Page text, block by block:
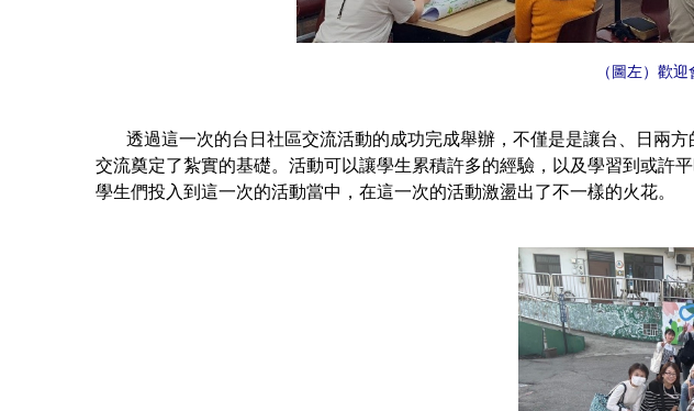
（圖左）歡迎
透過這一次的台日社區交流活動的成功完成舉辦，不僅是是讓台、日兩方
交流奠定了紮實的基礎。活動可以讓學生累積許多的經驗，以及學習到或許
學生們投入到這一次的活動當中，在這一次的活動激盪出了不一樣的火花。